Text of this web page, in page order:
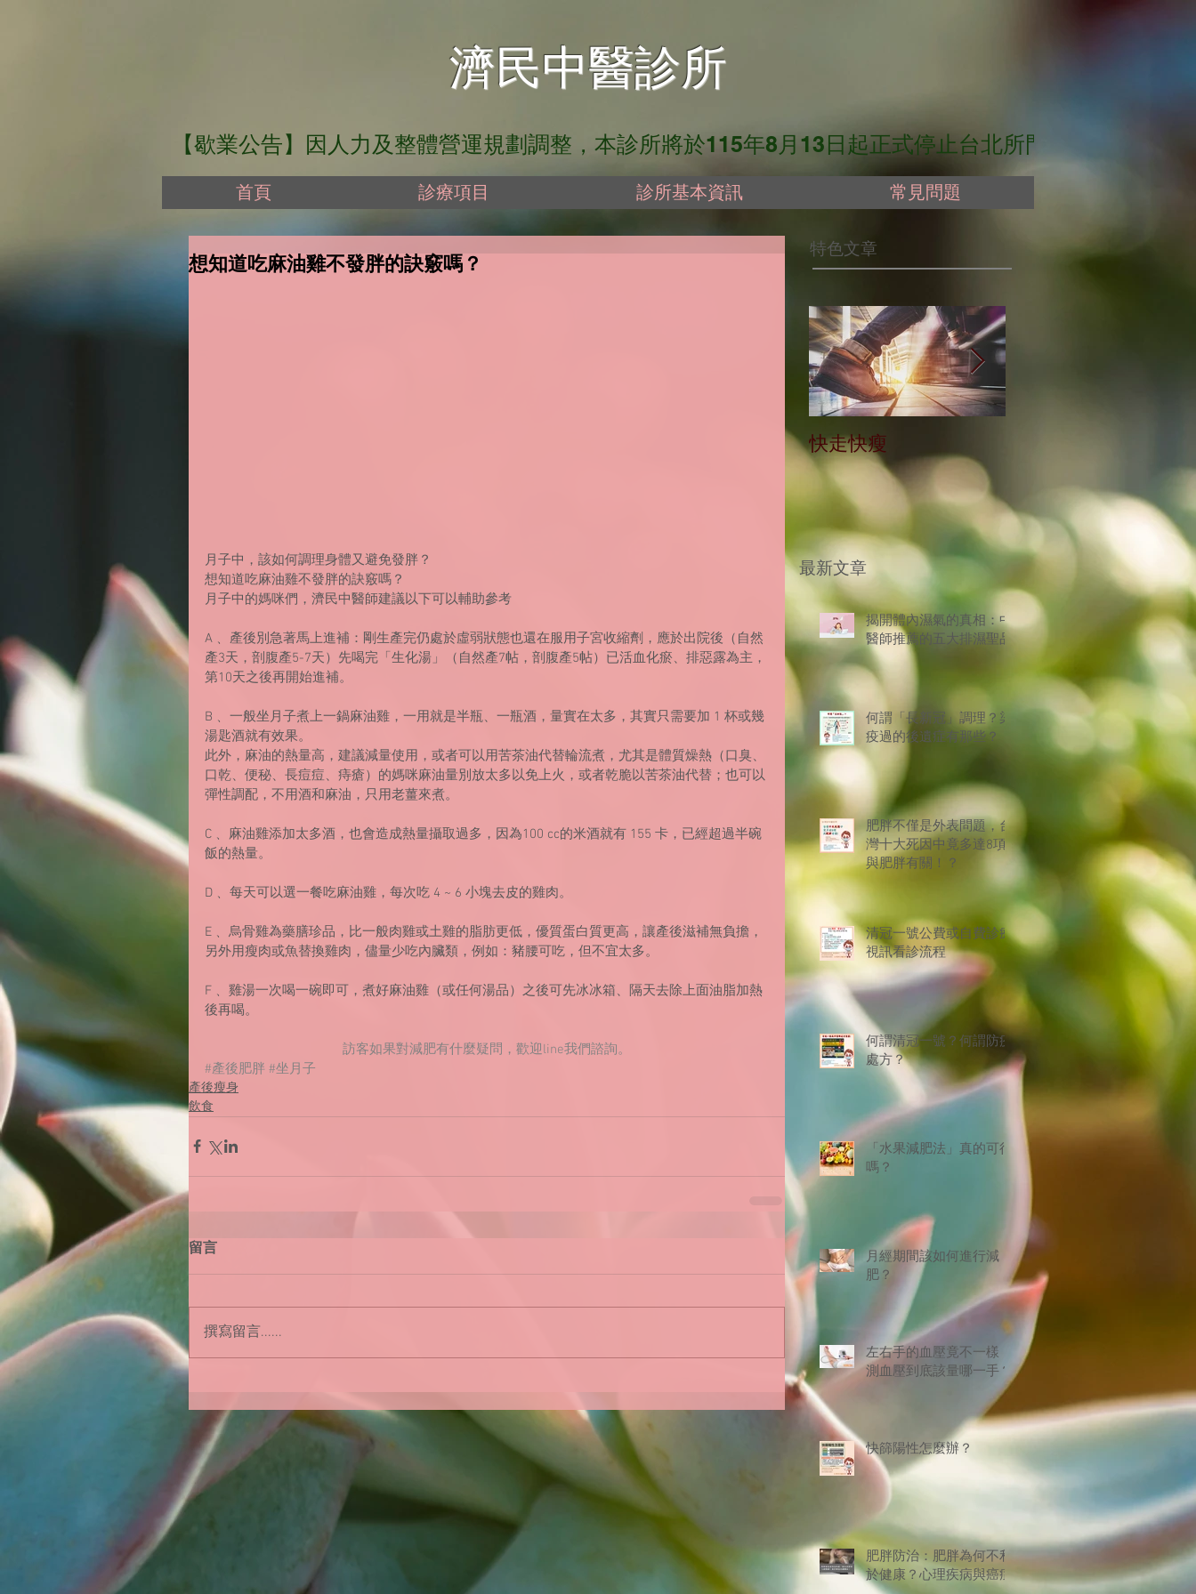
​濟民中醫診所
【歇業公告】因人力及整體營運規劃調整，本診所將於115年8月13日起正式停止台北所門診服務。（
首頁 診療項目 診所基本資訊 常見問題
想知道吃麻油雞不發胖的訣竅嗎？
月子中，該如何調理身體又避免發胖？
想知道吃麻油雞不發胖的訣竅嗎？
月子中的媽咪們，濟民中醫師建議以下可以輔助參考
A﹑ 產後別急著馬上進補：剛生產完仍處於虛弱狀態也還在服用子宮收縮劑，應於出院後（自然
產3天，剖腹產5-7天）先喝完「生化湯」（自然產7帖，剖腹產5帖）已活血化瘀、排惡露為主，
第10天之後再開始進補。
B﹑ 一般坐月子煮上一鍋麻油雞，一用就是半瓶、一瓶酒，量實在太多，其實只需要加 1 杯或幾
湯匙酒就有效果。
此外，麻油的熱量高，建議減量使用，或者可以用苦茶油代替輪流煮，尤其是體質燥熱（口臭、
口乾、便秘、長痘痘、痔瘡）的媽咪麻油量別放太多以免上火，或者乾脆以苦茶油代替；也可以
彈性調配，不用酒和麻油，只用老薑來煮。
C﹑ 麻油雞添加太多酒，也會造成熱量攝取過多，因為100 cc的米酒就有 155 卡，已經超過半碗
飯的熱量。
D﹑ 每天可以選一餐吃麻油雞，每次吃 4 ~ 6 小塊去皮的雞肉。
E﹑ 烏骨雞為藥膳珍品，比一般肉雞或土雞的脂肪更低，優質蛋白質更高，讓產後滋補無負擔，
另外用瘦肉或魚替換雞肉，儘量少吃內臟類，例如：豬腰可吃，但不宜太多。
F﹑ 雞湯一次喝一碗即可，煮好麻油雞（或任何湯品）之後可先冰冰箱、隔天去除上面油脂加熱
後再喝。
訪客如果對減肥有什麼疑問，歡迎line我們諮詢。
#產後肥胖 #坐月子
產後瘦身
飲食
留言
撰寫留言......
​特色文章
快走快瘦
最新文章
揭開體內濕氣的真相：中
醫師推薦的五大排濕聖品
何謂「長新冠」調理？染
疫過的後遺症有那些？
肥胖不僅是外表問題，台
灣十大死因中竟多達8項
與肥胖有關！？
清冠一號公費或自費診療
視訊看診流程
何謂清冠一號？何謂防疫
處方？
「水果減肥法」真的可行
嗎？
月經期間該如何進行減
肥？
左右手的血壓竟不一樣！
測血壓到底該量哪一手？
快篩陽性怎麼辦？
肥胖防治：肥胖為何不利
於健康？心理疾病與癌症